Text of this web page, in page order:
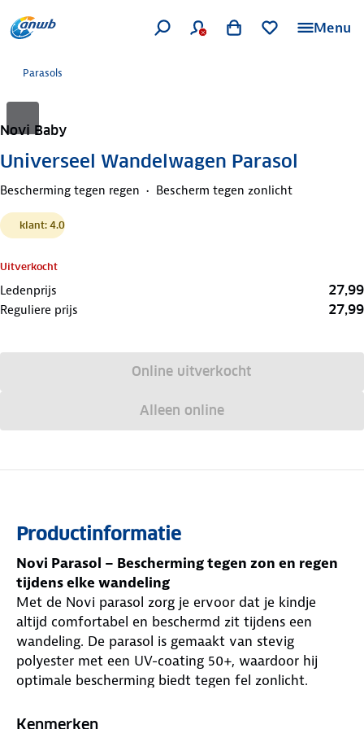
Menu
Parasols
Novi Baby
Universeel Wandelwagen Parasol
Bescherming tegen regen Bescherm tegen zonlicht
klant: 4.0
Uitverkocht
Ledenprijs 27,99
Reguliere prijs 27,99
Online uitverkocht
Alleen online
Productinformatie
Novi Parasol – Bescherming tegen zon en regen
tijdens elke wandeling
Met de Novi parasol zorg je ervoor dat je kindje
altijd comfortabel en beschermd zit tijdens een
wandeling. De parasol is gemaakt van stevig
polyester met een UV-coating 50+, waardoor hij
optimale bescherming biedt tegen fel zonlicht.
zonlicht effectief tegengehouden. Zo kan je kindje
Kenmerken